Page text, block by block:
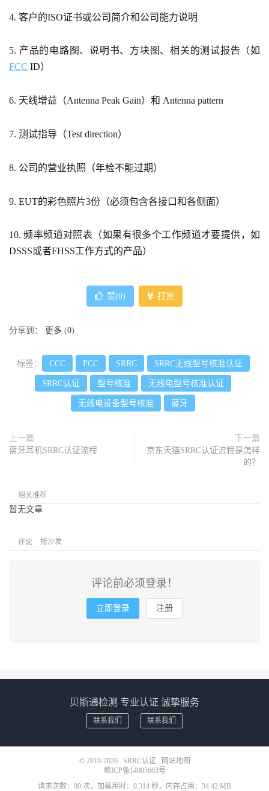
4. 客户的ISO证书或公司简介和公司能力说明
5. 产品的电路图、说明书、方块图、相关的测试报告（如
FCC ID）
6. 天线增益（Antenna Peak Gain）和 Antenna pattern
7. 测试指导（Test direction）
8. 公司的营业执照（年检不能过期）
9. EUT的彩色照片3份（必须包含各接口和各侧面）
10. 频率频道对照表（如果有很多个工作频道才要提供，如
DSSS或者FHSS工作方式的产品）
赞(0) 打赏
分享到： 更多 (0)
标签： CCC FCC SRRC SRRC无线型号核准认证
SRRC认证 型号核准 无线电型号核准认证
无线电设备型号核准 蓝牙
上一篇
蓝牙耳机SRRC认证流程
下一篇
京东天猫SRRC认证流程是怎样
的？
相关推荐
暂无文章
评论 抢沙发
评论前必须登录！
立即登录 注册
贝斯通检测 专业认证 诚挚服务
联系我们 联系我们
© 2010-2026 SRRC认证
网站地图
赣ICP备14005663号
请求次数：80 次，加载用时：0.314 秒，内存占用：34.42 MB